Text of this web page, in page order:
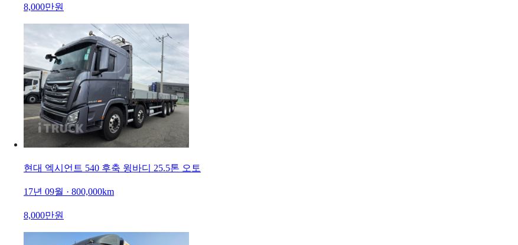
8,000만원
현대 엑시언트 540 후축 윙바디 25.5톤 오토
17년 09월 · 800,000km
8,000만원